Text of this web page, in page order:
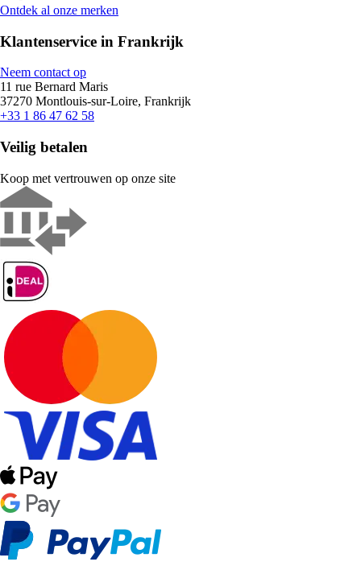
Ontdek al onze merken
Klantenservice in Frankrijk
Neem contact op
11 rue Bernard Maris
37270 Montlouis-sur-Loire, Frankrijk
+33 1 86 47 62 58
Veilig betalen
Koop met vertrouwen op onze site